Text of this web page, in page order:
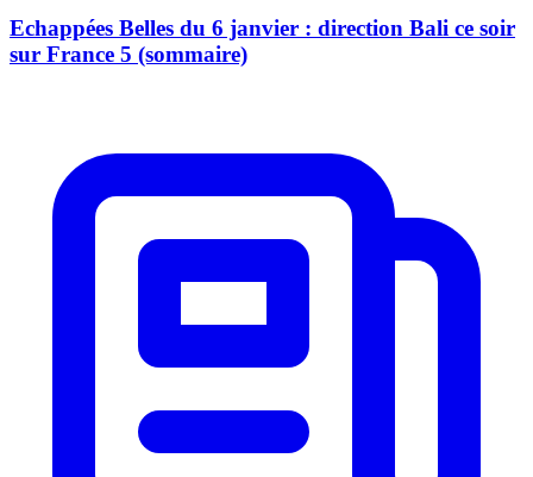
Echappées Belles du 6 janvier : direction Bali ce soir
sur France 5 (sommaire)